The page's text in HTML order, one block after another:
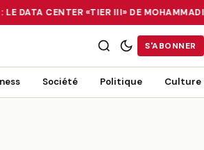
LE DATA CENTER «TIER III» DE
CENTER «TIER III» DE MOHAMMADIA, UN
S'ABONNER
Société Politique Culture